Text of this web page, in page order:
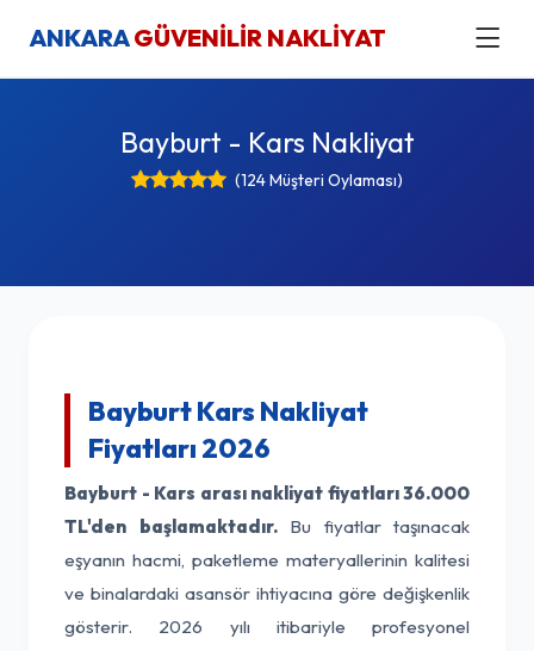
ANKARAGÜVENİLİR NAKLİYAT
Bayburt - Kars Nakliyat
(124 Müşteri Oylaması)
Bayburt Kars Nakliyat
Fiyatları 2026
Bayburt - Kars arası nakliyat fiyatları36.000
TL'den başlamaktadır.Bu fiyatlar taşınacak
eşyanın hacmi, paketleme materyallerinin kalitesi
ve binalardaki asansör ihtiyacına göre değişkenlik
gösterir. 2026 yılı itibariyle profesyonel